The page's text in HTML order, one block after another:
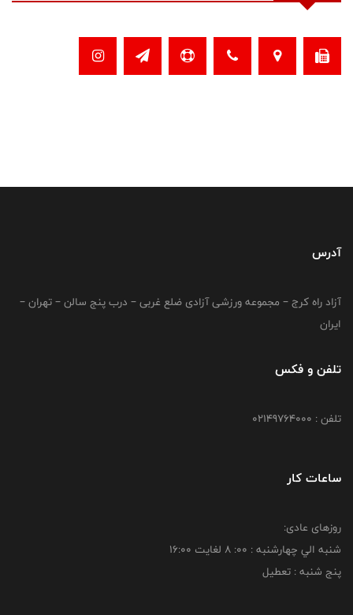
آدرس
آزاد راه کرج – مجموعه ورزشی آزادی ضلع غربی – درب پنج سالن – تهران –
ایران
تلفن و فکس
تلفن : 02149764000
ساعات کار
روزهای عادی:
شنبه الي چهارشنبه : 00: 8 لغايت 16:00
پنج شنبه : تعطیل